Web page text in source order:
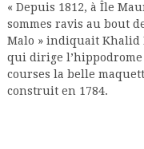
« Depuis 1812, à Île
sommes ravis au bout
Malo » indiquait Khalid
qui dirige l’hippodrome
courses la belle
construit en 1784.